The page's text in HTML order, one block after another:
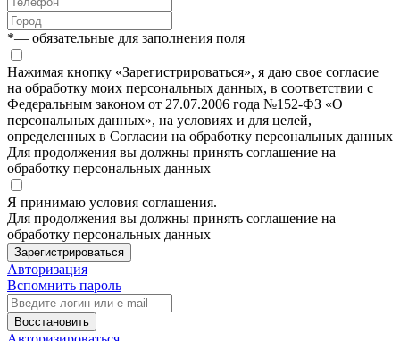
*— обязательные для заполнения поля
Нажимая кнопку «Зарегистрироваться», я даю свое согласие
на обработку моих персональных данных, в соответствии с
Федеральным законом от 27.07.2006 года №152-ФЗ «О
персональных данных», на условиях и для целей,
определенных в Согласии на обработку персональных данных
Для продолжения вы должны принять соглашение на
обработку персональных данных
Я принимаю условия соглашения.
Для продолжения вы должны принять соглашение на
обработку персональных данных
Зарегистрироваться
Авторизация
Вспомнить пароль
Восстановить